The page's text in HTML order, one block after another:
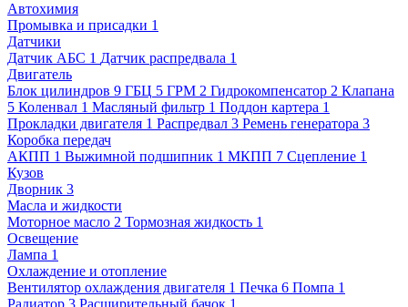
Автохимия
Промывка и присадки 1
Датчики
Датчик АБС 1 Датчик распредвала 1
Двигатель
Блок цилиндров 9 ГБЦ 5 ГРМ 2 Гидрокомпенсатор 2 Клапана
5 Коленвал 1 Масляный фильтр 1 Поддон картера 1
Прокладки двигателя 1 Распредвал 3 Ремень генератора 3
Коробка передач
АКПП 1 Выжимной подшипник 1 МКПП 7 Сцепление 1
Кузов
Дворник 3
Масла и жидкости
Моторное масло 2 Тормозная жидкость 1
Освещение
Лампа 1
Охлаждение и отопление
Вентилятор охлаждения двигателя 1 Печка 6 Помпа 1